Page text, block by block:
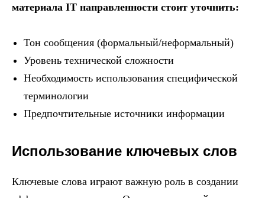
материала IT направленности стоит уточнить:
Тон сообщения (формальный/неформальный)
Уровень технической сложности
Необходимость использования специфической
терминологии
Предпочтительные источники информации
Использование ключевых слов
Ключевые слова играют важную роль в создании